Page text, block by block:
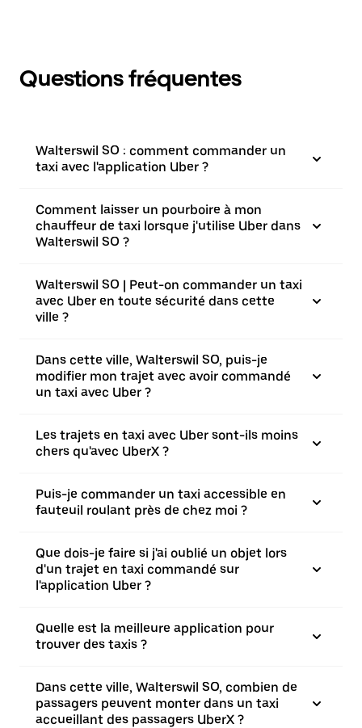
Questions fréquentes
Walterswil SO : comment commander un
taxi avec l'application Uber ?
Comment laisser un pourboire à mon
chauffeur de taxi lorsque j'utilise Uber dans
Walterswil SO ?
Walterswil SO | Peut-on commander un taxi
avec Uber en toute sécurité dans cette
ville ?
Dans cette ville, Walterswil SO, puis-je
modifier mon trajet avec avoir commandé
un taxi avec Uber ?
Les trajets en taxi avec Uber sont-ils moins
chers qu'avec UberX ?
Puis-je commander un taxi accessible en
fauteuil roulant près de chez moi ?
Que dois-je faire si j'ai oublié un objet lors
d'un trajet en taxi commandé sur
l'application Uber ?
Quelle est la meilleure application pour
trouver des taxis ?
Dans cette ville, Walterswil SO, combien de
passagers peuvent monter dans un taxi
accueillant des passagers UberX ?